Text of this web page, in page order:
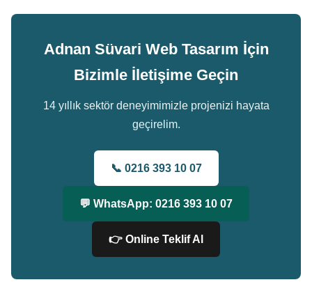
Adnan Süvari Web Tasarım İçin
Bizimle İletişime Geçin
14 yıllık sektör deneyimimizle projenizi hayata
geçirelim.
📞 0216 393 10 07
💬 WhatsApp: 0216 393 10 07
👉 Online Teklif Al